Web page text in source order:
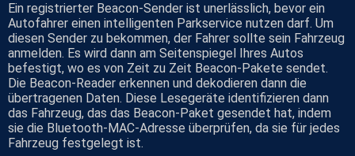
Ein registrierter Beacon-Sender ist unerlässlich, bevor ein
Autofahrer einen intelligenten Parkservice nutzen darf. Um
diesen Sender zu bekommen, der Fahrer sollte sein Fahrzeug
anmelden. Es wird dann am Seitenspiegel Ihres Autos
befestigt, wo es von Zeit zu Zeit Beacon-Pakete sendet.
Die Beacon-Reader erkennen und dekodieren dann die
übertragenen Daten. Diese Lesegeräte identifizieren dann
das Fahrzeug, das das Beacon-Paket gesendet hat, indem
sie die Bluetooth-MAC-Adresse überprüfen, da sie für jedes
Fahrzeug festgelegt ist.